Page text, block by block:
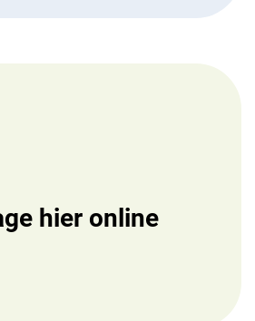
hier online